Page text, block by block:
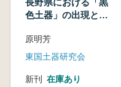
色土器」の出現とそ
膳具様式の成立との
関連で
原明芳
東国土器研究会
新刊 在庫あり